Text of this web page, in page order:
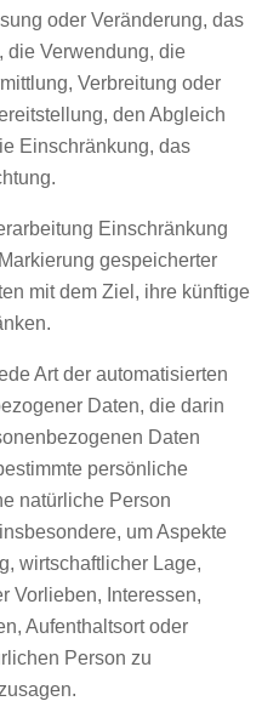
oder Veränderung, das
die Verwendung, die
Verbreitung oder
den Abgleich
Einschränkung, das
Einschränkung
gespeicherter
mit dem Ziel, ihre künftige
Art der automatisierten
Daten, die darin
Daten
persönliche
natürliche Person
um Aspekte
wirtschaftlicher Lage,
Vorlieben, Interessen,
Aufenthaltsort oder
Person zu